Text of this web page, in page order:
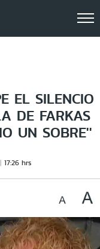
EL SILENCIO
DE FARKAS
UN SOBRE''
17:26 hrs